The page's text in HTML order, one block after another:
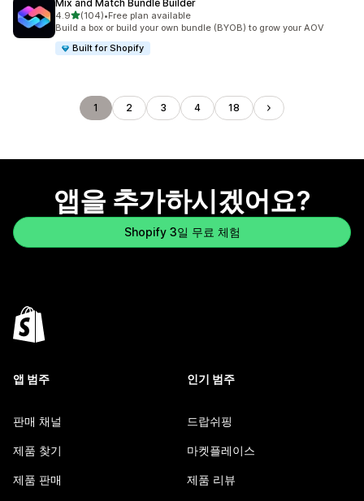
Mix and Match Bundle Builder
4.9별 5개 중
(104)
총 리뷰 104개
•Free plan available
Build a box or build your own bundle (BYOB) to grow your AOV
Built for Shopify
1 2 3 4 18
앱을 추가하시겠어요?
Shopify 3일 무료 체험
앱 범주
판매 채널
제품 찾기
제품 판매
인기 범주
드랍쉬핑
마켓플레이스
제품 리뷰